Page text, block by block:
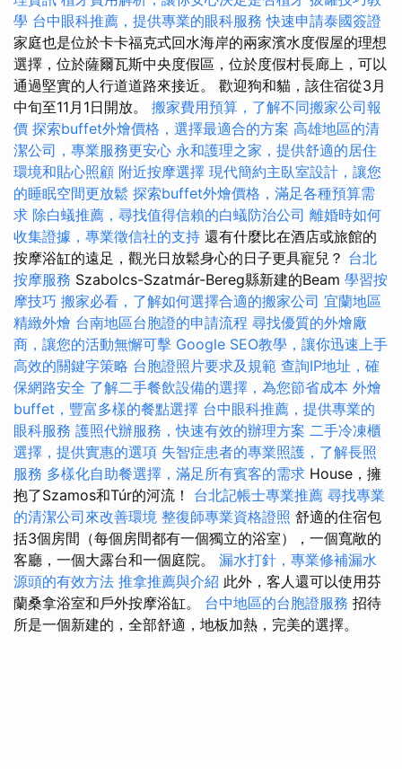
學 台中眼科推薦，提供專業的眼科服務 快速申請泰國簽證
家庭也是位於卡卡福克式回水海岸的兩家濱水度假屋的理想
選擇，位於薩爾瓦斯中央度假區，位於度假村長廊上，可以
通過堅實的人行道道路來接近。 歡迎狗和貓，該住宿從3月
中旬至11月1日開放。 搬家費用預算，了解不同搬家公司報
價 探索buffet外燴價格，選擇最適合的方案 高雄地區的清
潔公司，專業服務更安心 永和護理之家，提供舒適的居住
環境和貼心照顧 附近按摩選擇 現代簡約主臥室設計，讓您
的睡眠空間更放鬆 探索buffet外燴價格，滿足各種預算需
求 除白蟻推薦，尋找值得信賴的白蟻防治公司 離婚時如何
收集證據，專業徵信社的支持 還有什麼比在酒店或旅館的
按摩浴缸的遠足，觀光日放鬆身心的日子更具寵兒？ 台北
按摩服務 Szabolcs-Szatmár-Bereg縣新建的Beam 學習按
摩技巧 搬家必看，了解如何選擇合適的搬家公司 宜蘭地區
精緻外燴 台南地區台胞證的申請流程 尋找優質的外燴廠
商，讓您的活動無懈可擊 Google SEO教學，讓你迅速上手
高效的關鍵字策略 台胞證照片要求及規範 查詢IP地址，確
保網路安全 了解二手餐飲設備的選擇，為您節省成本 外燴
buffet，豐富多樣的餐點選擇 台中眼科推薦，提供專業的
眼科服務 護照代辦服務，快速有效的辦理方案 二手冷凍櫃
選擇，提供實惠的選項 失智症患者的專業照護，了解長照
服務 多樣化自助餐選擇，滿足所有賓客的需求 House，擁
抱了Szamos和Túr的河流！ 台北記帳士專業推薦 尋找專業
的清潔公司來改善環境 整復師專業資格證照 舒適的住宿包
括3個房間（每個房間都有一個獨立的浴室），一個寬敞的
客廳，一個大露台和一個庭院。 漏水打針，專業修補漏水
源頭的有效方法 推拿推薦與介紹 此外，客人還可以使用芬
蘭桑拿浴室和戶外按摩浴缸。 台中地區的台胞證服務 招待
所是一個新建的，全部舒適，地板加熱，完美的選擇。